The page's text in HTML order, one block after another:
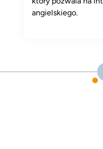
angielskiego.